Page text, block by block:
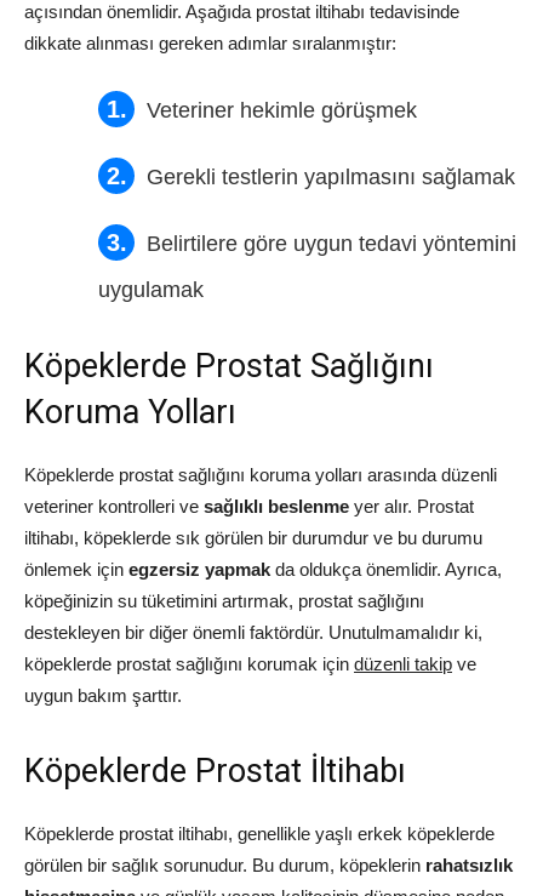
açısından önemlidir. Aşağıda prostat iltihabı tedavisinde
dikkate alınması gereken adımlar sıralanmıştır:
Veteriner hekimle görüşmek
Gerekli testlerin yapılmasını sağlamak
Belirtilere göre uygun tedavi yöntemini
uygulamak
Köpeklerde Prostat Sağlığını
Koruma Yolları
Köpeklerde prostat sağlığını koruma yolları arasında düzenli
veteriner kontrolleri ve sağlıklı beslenme yer alır. Prostat
iltihabı, köpeklerde sık görülen bir durumdur ve bu durumu
önlemek için egzersiz yapmak da oldukça önemlidir. Ayrıca,
köpeğinizin su tüketimini artırmak, prostat sağlığını
destekleyen bir diğer önemli faktördür. Unutulmamalıdır ki,
köpeklerde prostat sağlığını korumak için düzenli takip ve
uygun bakım şarttır.
Köpeklerde Prostat İltihabı
Köpeklerde prostat iltihabı, genellikle yaşlı erkek köpeklerde
görülen bir sağlık sorunudur. Bu durum, köpeklerin rahatsızlık